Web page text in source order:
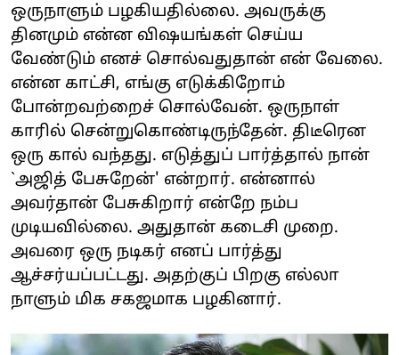
ஒருநாளும் பழகியதில்லை. அவருக்கு
தினமும் என்ன விஷயங்கள் செய்ய
வேண்டும் எனச் சொல்வதுதான் என் வேலை.
என்ன காட்சி, எங்கு எடுக்கிறோம்
போன்றவற்றைச் சொல்வேன். ஒருநாள்
காரில் சென்றுகொண்டிருந்தேன். திடீரென
ஒரு கால் வந்தது. எடுத்துப் பார்த்தால் நான்
`அஜித் பேசுறேன்' என்றார். என்னால்
அவர்தான் பேசுகிறார் என்றே நம்ப
முடியவில்லை. அதுதான் கடைசி முறை.
அவரை ஒரு நடிகர் எனப் பார்த்து
ஆச்சர்யப்பட்டது. அதற்குப் பிறகு எல்லா
நாளும் மிக சகஜமாக பழகினார்.